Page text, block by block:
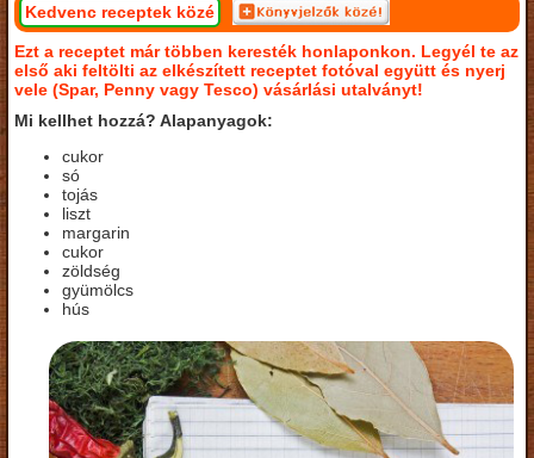
Kedvenc receptek közé
Ezt a receptet már többen keresték honlaponkon. Legyél te az
első aki feltölti az elkészített receptet fotóval együtt és nyerj
vele (Spar, Penny vagy Tesco) vásárlási utalványt!
Mi kellhet hozzá? Alapanyagok:
cukor
só
tojás
liszt
margarin
cukor
zöldség
gyümölcs
hús